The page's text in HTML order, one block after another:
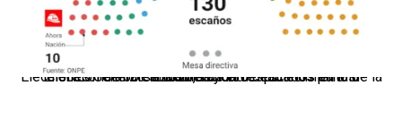
El JNE oficializó la distribución de escaños para la elección de 60 senadores y 130 diputados en las Elecciones Generales 2026, tras el restablecimiento de la Bicameralidad.